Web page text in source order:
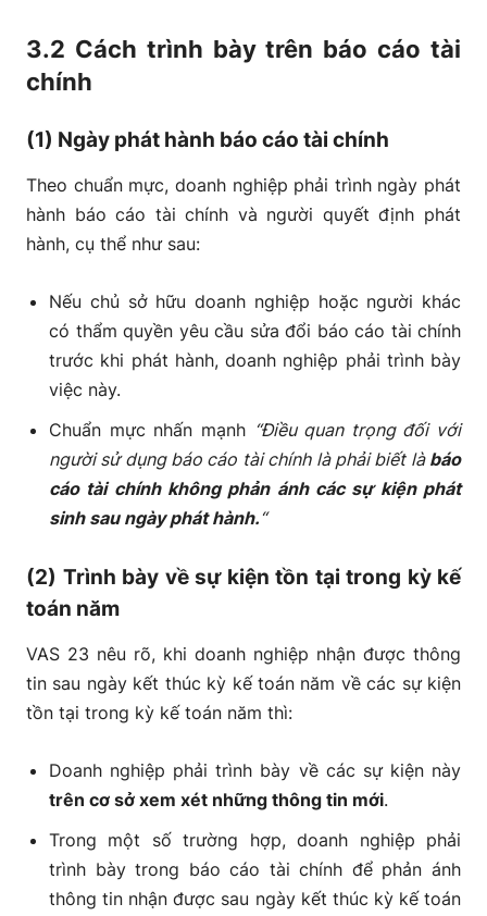
3.2 Cách trình bày trên báo cáo tài
chính
(1) Ngày phát hành báo cáo tài chính
Theo chuẩn mực, doanh nghiệp phải trình ngày phát
hành báo cáo tài chính và người quyết định phát
hành, cụ thể như sau:
Nếu chủ sở hữu doanh nghiệp hoặc người khác
có thẩm quyền yêu cầu sửa đổi báo cáo tài chính
trước khi phát hành, doanh nghiệp phải trình bày
việc này.
Chuẩn mực nhấn mạnh “Điều quan trọng đối với
người sử dụng báo cáo tài chính là phải biết là báo
cáo tài chính không phản ánh các sự kiện phát
sinh sau ngày phát hành.“
(2) Trình bày về sự kiện tồn tại trong kỳ kế
toán năm
VAS 23 nêu rõ, khi doanh nghiệp nhận được thông
tin sau ngày kết thúc kỳ kế toán năm về các sự kiện
tồn tại trong kỳ kế toán năm thì:
Doanh nghiệp phải trình bày về các sự kiện này
trên cơ sở xem xét những thông tin mới.
Trong một số trường hợp, doanh nghiệp phải
trình bày trong báo cáo tài chính để phản ánh
thông tin nhận được sau ngày kết thúc kỳ kế toán